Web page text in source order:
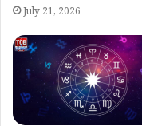
July 21, 2026